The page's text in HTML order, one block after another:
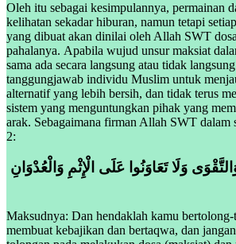
Oleh itu sebagai kesimpulannya, permainan
kelihatan sekadar hiburan, namun tetapi
yang dibuat akan dinilai oleh Allah SWT
pahalanya. Apabila wujud unsur maksiat
sama ada secara langsung atau tidak
tanggungjawab individu Muslim untuk
alternatif yang lebih bersih, dan tidak terus
sistem yang menguntungkan pihak yang
arak. Sebagaimana firman Allah SWT dalam
2:
وَلَا تَعَاوَنُوا عَلَى الْإِثْمِ وَالْعُدْوَانِ
Maksudnya: Dan hendaklah kamu
membuat kebajikan dan bertaqwa, dan